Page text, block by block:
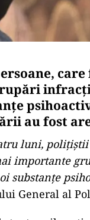
au fost
luni,
importante
substanţe
General al